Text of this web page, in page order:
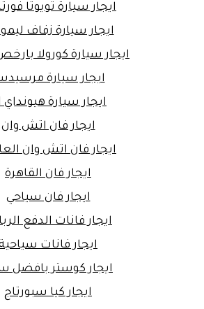
ايجار سيارة تويوتا
ايجار سيارة زفاف
ايجار سيارة كورولا
ايجار سيارة
ايجار سيارة هيونداي h1
ايجار فان اتش وان
ايجار فان اتش وان
ايجار فان القاهرة
ايجار فان سياحي
ايجار فانات الدفع
ايجار فانات
ايجار كوستر بافضل
ايجار كيا سبورتاج